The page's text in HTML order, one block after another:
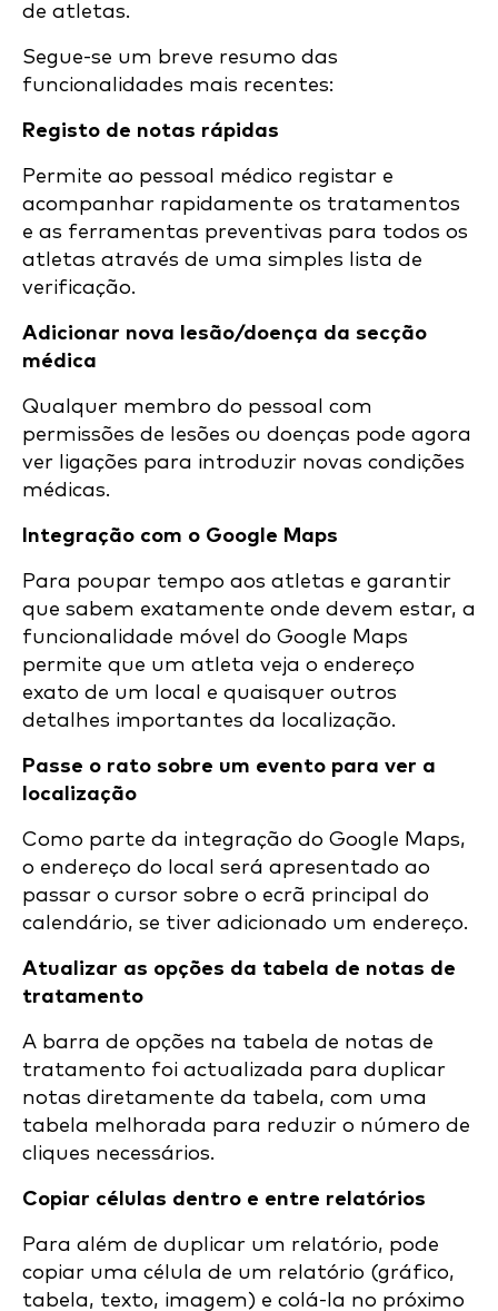
de atletas.
Segue-se um breve resumo das
funcionalidades mais recentes:
Registo de notas rápidas
Permite ao pessoal médico registar e
acompanhar rapidamente os tratamentos
e as ferramentas preventivas para todos os
atletas através de uma simples lista de
verificação.
Adicionar nova lesão/doença da secção
médica
Qualquer membro do pessoal com
permissões de lesões ou doenças pode agora
ver ligações para introduzir novas condições
médicas.
Integração com o Google Maps
Para poupar tempo aos atletas e garantir
que sabem exatamente onde devem estar, a
funcionalidade móvel do Google Maps
permite que um atleta veja o endereço
exato de um local e quaisquer outros
detalhes importantes da localização.
Passe o rato sobre um evento para ver a
localização
Como parte da integração do Google Maps,
o endereço do local será apresentado ao
passar o cursor sobre o ecrã principal do
calendário, se tiver adicionado um endereço.
Atualizar as opções da tabela de notas de
tratamento
A barra de opções na tabela de notas de
tratamento foi actualizada para duplicar
notas diretamente da tabela, com uma
tabela melhorada para reduzir o número de
cliques necessários.
Copiar células dentro e entre relatórios
Para além de duplicar um relatório, pode
copiar uma célula de um relatório (gráfico,
tabela, texto, imagem) e colá-la no próximo